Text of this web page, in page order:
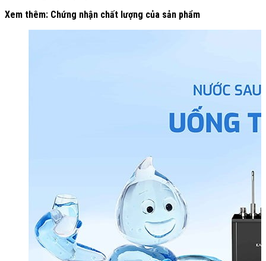
Xem thêm: Chứng nhận chất lượng của sản phẩm